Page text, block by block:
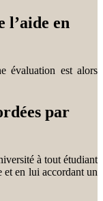
l’aide en
évaluation est alors
par
à tout étudiant
en lui accordant un